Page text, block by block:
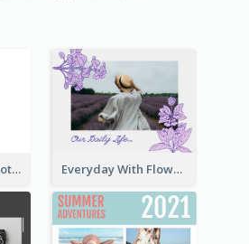
Blank Everyday Photo Book Everyday With Flowers Photo Book